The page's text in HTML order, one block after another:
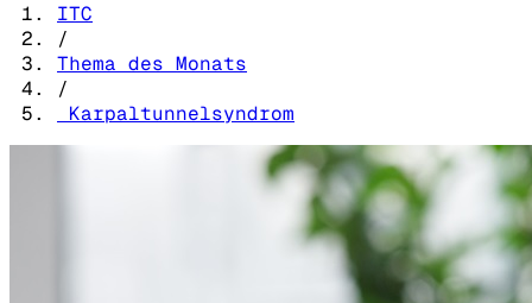
ITC
/
Thema des Monats
/
Karpaltunnelsyndrom